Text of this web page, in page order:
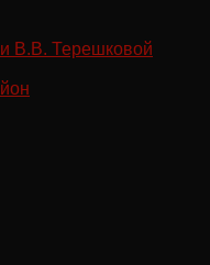
В.В. Терешковой